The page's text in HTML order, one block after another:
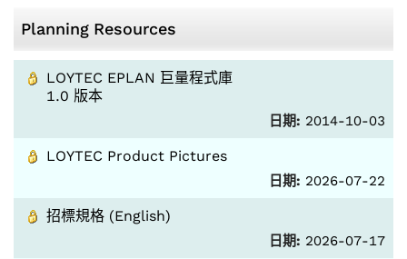
Planning Resources
LOYTEC EPLAN 巨量程式庫
1.0 版本
日期: 2014-10-03
LOYTEC Product Pictures
日期: 2026-07-22
招標規格 (English)
日期: 2026-07-17